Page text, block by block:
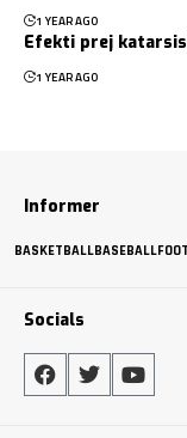
1 YEAR AGO
Efekti prej
1 YEAR AGO
Informer
BASKETBALLBASEBALL
Socials